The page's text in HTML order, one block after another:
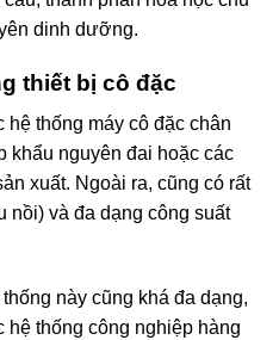
dinh dưỡng.
thiết bị cô đặc
thống máy cô đặc chân
khẩu nguyên đai hoặc các
xuất. Ngoài ra, cũng có rất
nồi) và đa dạng công suất
này cũng khá đa dạng,
hệ thống công nghiệp hàng